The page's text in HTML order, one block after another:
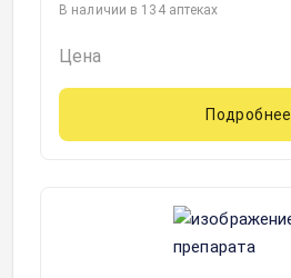
В наличии в 134 аптеках
Цена
Подробнее